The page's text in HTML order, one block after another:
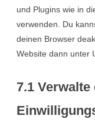
und Plugins wie in
verwenden. Du
deinen Browser
Website dann unter
7.1 Verwalte